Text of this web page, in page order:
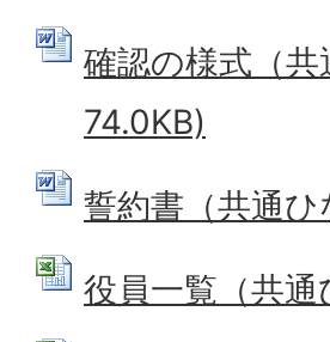
確認の様式（
74.0KB)
誓約書（共通
役員一覧（共